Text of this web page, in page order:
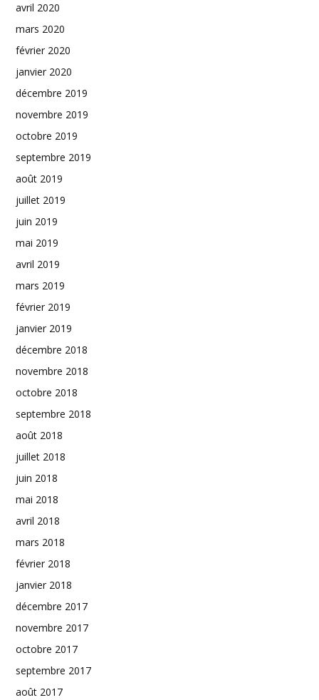
avril 2020
mars 2020
février 2020
janvier 2020
décembre 2019
novembre 2019
octobre 2019
septembre 2019
août 2019
juillet 2019
juin 2019
mai 2019
avril 2019
mars 2019
février 2019
janvier 2019
décembre 2018
novembre 2018
octobre 2018
septembre 2018
août 2018
juillet 2018
juin 2018
mai 2018
avril 2018
mars 2018
février 2018
janvier 2018
décembre 2017
novembre 2017
octobre 2017
septembre 2017
août 2017